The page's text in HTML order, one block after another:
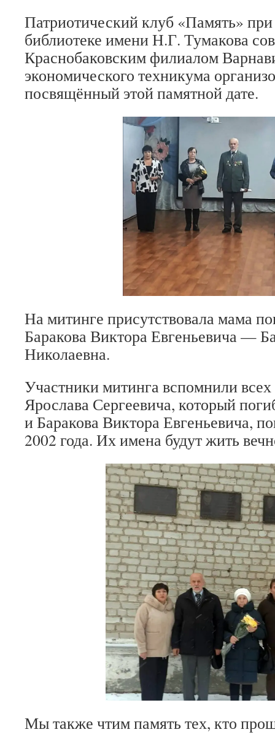
Патриотический клуб «Память»
библиотеке имени Н.Г. Тумакова
Краснобаковским филиалом
экономического техникума
посвящённый этой памятной дате.
На митинге присутствовала мама
Баракова Виктора Евгеньевича —
Николаевна.
Участники митинга вспомнили
Ярослава Сергеевича, который
и Баракова Виктора Евгеньевича,
2002 года. Их имена будут жить
Мы также чтим память тех, кто